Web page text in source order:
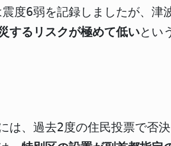
度6弱を記録しましたが、
するリスクが極めて低いとい
は、過去2度の住民投票で否